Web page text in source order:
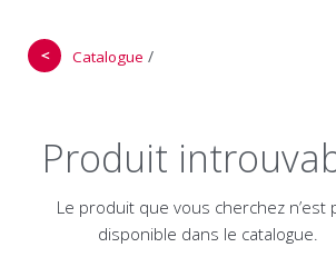
＜ Catalogue /
Produit
Le produit que vous cherchez n’est
disponible dans le catalogue.